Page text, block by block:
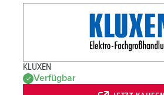
KLUXEN
Verfügbar